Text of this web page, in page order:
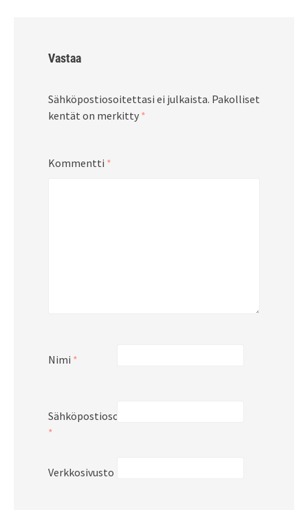
Vastaa
Sähköpostiosoitettasi ei julkaista. Pakolliset
kentät on merkitty *
Kommentti *
Nimi *
Sähköpostiosoite
*
Verkkosivusto